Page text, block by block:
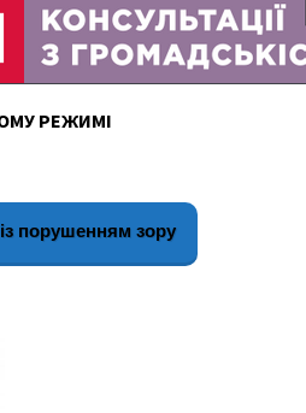
РЕЖИМІ
порушенням зору